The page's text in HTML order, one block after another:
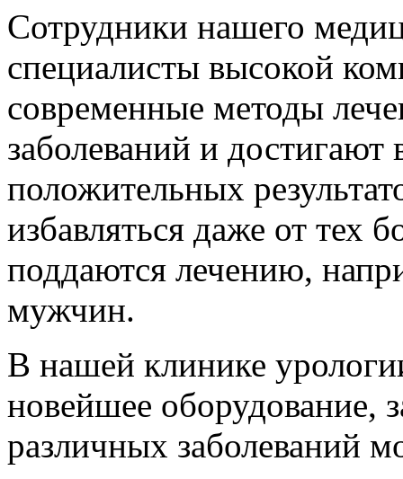
Сотрудники нашего
специалисты высокой
современные методы
заболеваний и достигают
положительных
избавляться даже от тех
поддаются лечению,
мужчин.
В нашей клинике
новейшее оборудование,
различных заболеваний